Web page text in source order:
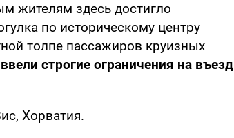
жителям здесь достигло
по историческому центру
толпе пассажиров круизных
строгие ограничения на въезд
Хорватия.